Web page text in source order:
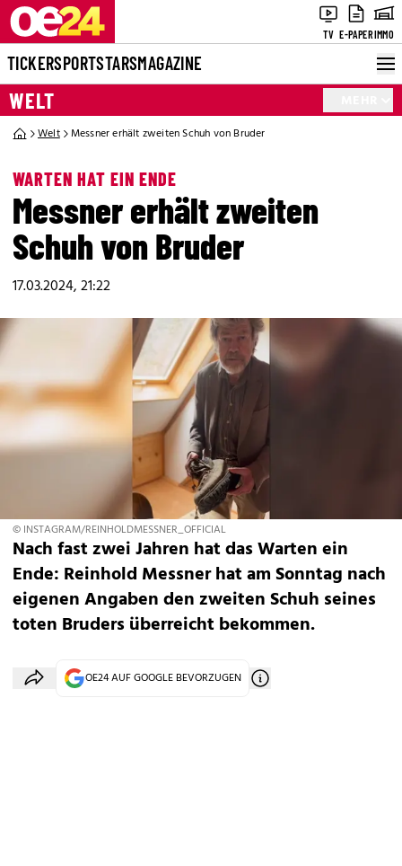
TV E-PAPERIMMO
TICKERSPORTSTARSMAGAZINE
WELT
Welt Messner erhält zweiten Schuh von Bruder
WARTEN HAT EIN ENDE
Messner erhält zweiten
Schuh von Bruder
17.03.2024, 21:22
© INSTAGRAM/REINHOLDMESSNER_OFFICIAL
Nach fast zwei Jahren hat das Warten ein
Ende: Reinhold Messner hat am Sonntag nach
eigenen Angaben den zweiten Schuh seines
toten Bruders überreicht bekommen.
OE24 AUF GOOGLE BEVORZUGEN